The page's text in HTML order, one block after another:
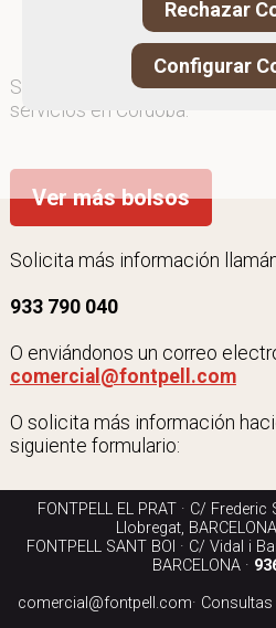
Somos especialistas en
servicios en Córdoba.
Ver más bolsos
Solicita más información
933 790 040
O enviándonos un correo
comercial@fontpell.com
O solicita más información
siguiente formulario:
FONTPELL EL PRAT · C/
Llobregat, BARCELONA
FONTPELL SANT BOI · C/ Vidal i
BARCELONA ·
comercial@fontpell.com·
Rechazar
Configurar